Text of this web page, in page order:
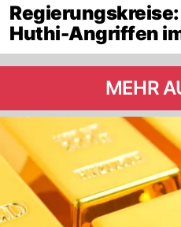
Huthi-Angriffen
MEHR